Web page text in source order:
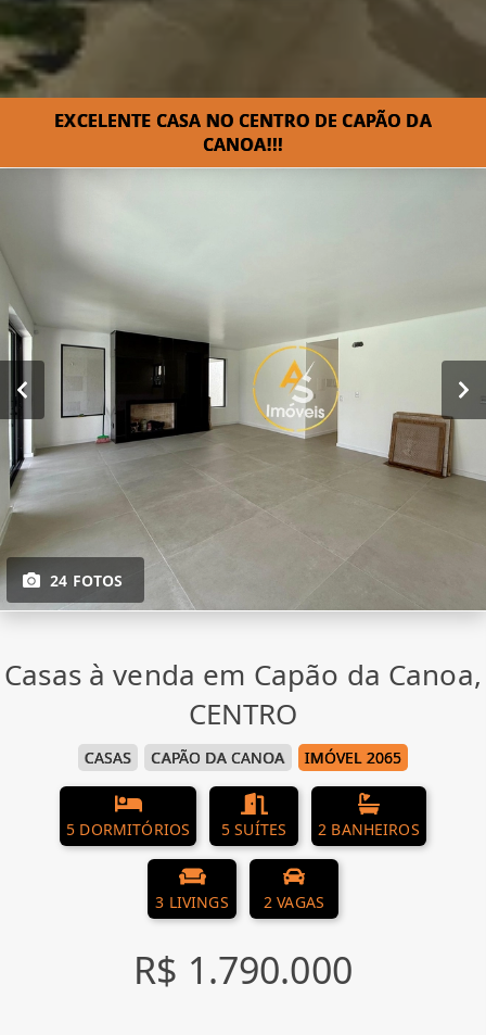
EXCELENTE CASA NO CENTRO DE CAPÃO DA
CANOA!!!
24 FOTOS
Casas à venda em Capão da Canoa,
CENTRO
CASAS CAPÃO DA CANOA IMÓVEL 2065
5 DORMITÓRIOS 5 SUÍTES 2 BANHEIROS
3 LIVINGS 2 VAGAS
R$ 1.790.000